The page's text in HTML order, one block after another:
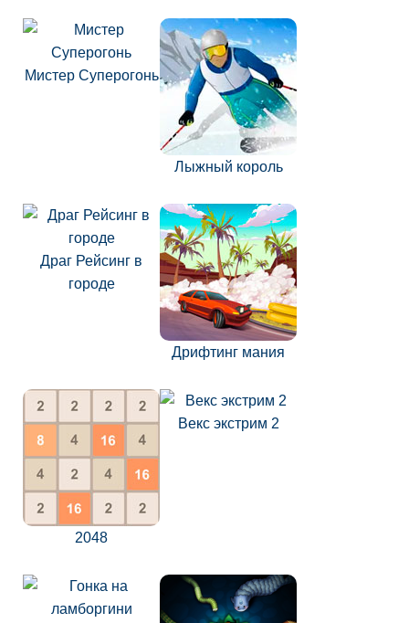
Мистер Суперогонь
Лыжный король
Драг Рейсинг в
городе
Дрифтинг мания
2048
Векс экстрим 2